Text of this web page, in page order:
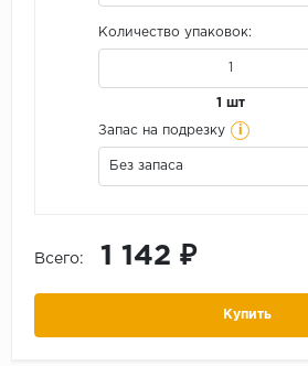
Количество упаковок:
1 шт
Запас на подрезку i
Без запаса
Всего: 1 142 ₽
Купить